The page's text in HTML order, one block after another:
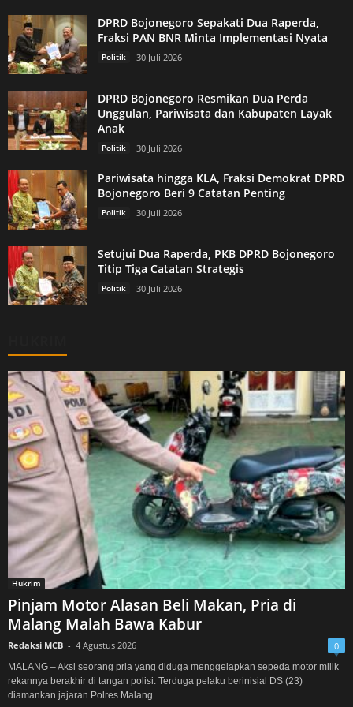
DPRD Bojonegoro Sepakati Dua Raperda,
Fraksi PAN BNR Minta Implementasi Nyata
Politik 30 Juli 2026
DPRD Bojonegoro Resmikan Dua Perda
Unggulan, Pariwisata dan Kabupaten Layak
Anak
Politik 30 Juli 2026
Pariwisata hingga KLA, Fraksi Demokrat DPRD
Bojonegoro Beri 9 Catatan Penting
Politik 30 Juli 2026
Setujui Dua Raperda, PKB DPRD Bojonegoro
Titip Tiga Catatan Strategis
Politik 30 Juli 2026
Hukrim
Pinjam Motor Alasan Beli Makan, Pria di
Malang Malah Bawa Kabur
Redaksi MCB - 4 Agustus 2026 0
MALANG – Aksi seorang pria yang diduga menggelapkan sepeda motor milik
rekannya berakhir di tangan polisi. Terduga pelaku berinisial DS (23)
diamankan jajaran Polres Malang...